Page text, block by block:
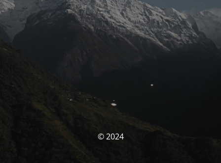
© 2024